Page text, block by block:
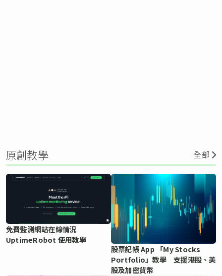
原創教學 全部
免費監測網站在線情況
UptimeRobot 使用教學
股票記帳 App 「My Stocks
Portfolio」教學 支援港股、美
股及加密貨幣